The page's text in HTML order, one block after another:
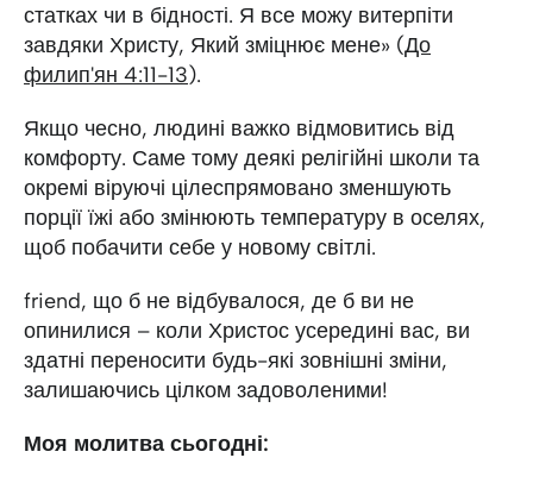
статках чи в бідності. Я все можу витерпіти
завдяки Христу, Який зміцнює мене» (До
филип'ян 4:11-13).
Якщо чесно, людині важко відмовитись від
комфорту. Саме тому деякі релігійні школи та
окремі віруючі цілеспрямовано зменшують
порції їжі або змінюють температуру в оселях,
щоб побачити себе у новому світлі.
friend, що б не відбувалося, де б ви не
опинилися – коли Христос усередині вас, ви
здатні переносити будь-які зовнішні зміни,
залишаючись цілком задоволеними!
Моя молитва сьогодні: